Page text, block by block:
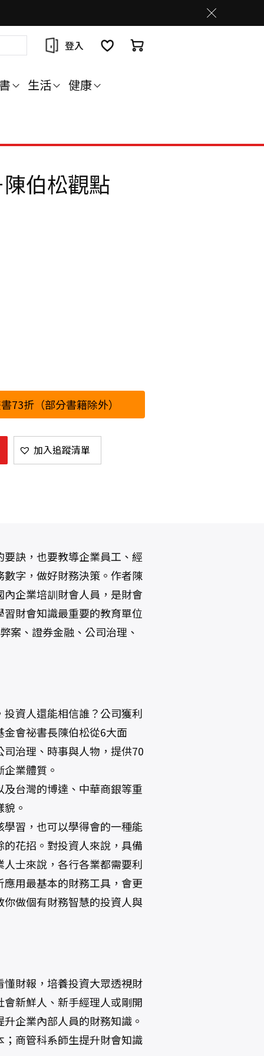
登入
生活 健康
伯松觀點
73折（部分書籍除外）
加入追蹤清單
訣，也要教導企業員工、經
字，做好財務決策。作者陳
企業培訓財會人員，是財會
財會知識最重要的教育單位
案、證券金融、公司治理、
資人還能相信誰？公司獲利
會祕書長陳伯松從6大面
治理、時事與人物，提供70
業體質。
台灣的博達、中華商銀等重
。
習，也可以學得會的一種能
花招。對投資人來說，具備
士來說，各行各業都需要利
用最基本的財務工具，會更
做個有財務智慧的投資人與
財報，培養投資大眾透視財
新鮮人、新手經理人或剛開
企業內部人員的財務知識。
商管科系師生提升財會知識